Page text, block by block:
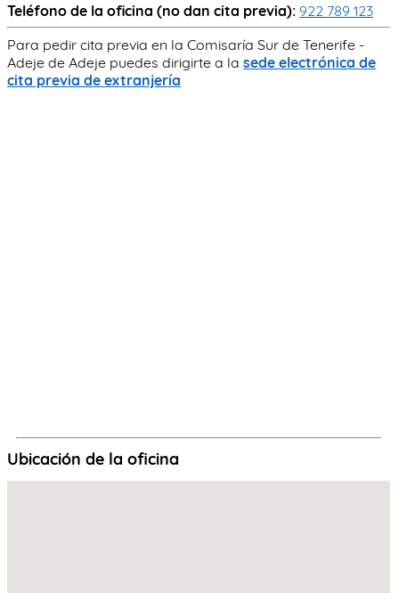
Teléfono de la oficina (no dan cita previa): 922 789 123
Para pedir cita previa en la Comisaría Sur de Tenerife -
Adeje de Adeje puedes dirigirte a la sede electrónica de
cita previa de extranjería
Ubicación de la oficina